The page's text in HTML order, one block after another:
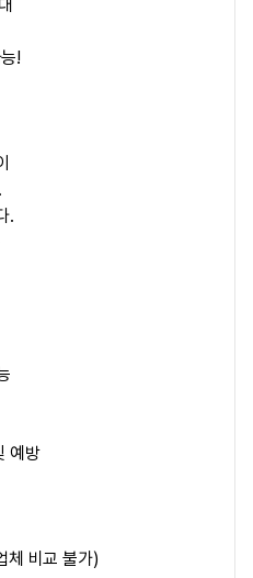
!
.
예방
체 비교 불가)